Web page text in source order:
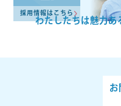
採用情報はこちら
わたしたちは魅力あ
お